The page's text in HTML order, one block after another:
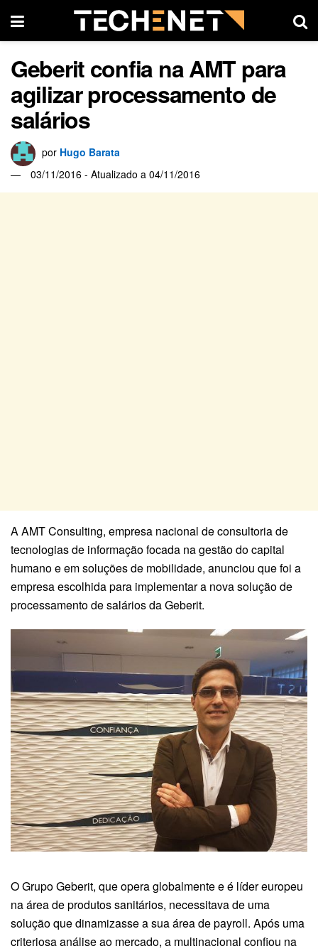
Geberit confia na AMT para
agilizar processamento de
salários
por Hugo Barata
03/11/2016 - Atualizado a 04/11/2016
A AMT Consulting, empresa nacional de consultoria de
tecnologias de informação focada na gestão do capital
humano e em soluções de mobilidade, anunciou que foi a
empresa escolhida para implementar a nova solução de
processamento de salários da Geberit.
O Grupo Geberit, que opera globalmente e é líder europeu
na área de produtos sanitários, necessitava de uma
solução que dinamizasse a sua área de payroll. Após uma
criteriosa análise ao mercado, a multinacional confiou na